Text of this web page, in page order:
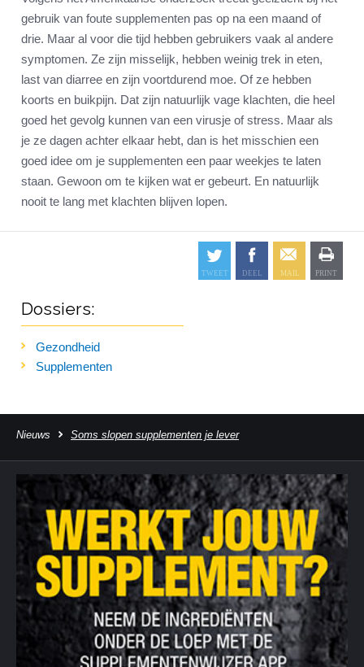
gebruik van foute supplementen pas op na een maand of
drie. Maar al voor die tijd hebben gebruikers vaak al andere
symptomen. Ze zijn misselijk, hebben weinig trek in eten,
last van diarree en zijn voortdurend moe. Of ze hebben
koorts en buikpijn. Dat zijn natuurlijk vage klachten, die heel
goed het gevolg kunnen van een virusje of stress. Maar als
je ze dagen achter elkaar hebt, dan is het misschien een
goed idee om je supplementen een paar weekjes te laten
staan. Gewoon om te kijken wat er gebeurt. En natuurlijk
nooit te lang met klachten blijven lopen.
Dossiers:
Gezondheid
Supplementen
Nieuws Soms slopen supplementen je lever